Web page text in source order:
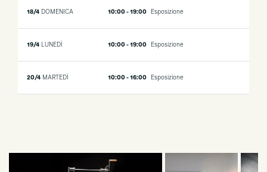
18/4 DOMENICA 10:00 - 19:00 Esposizione
19/4 LUNEDÌ 10:00 - 19:00 Esposizione
20/4 MARTEDÌ 10:00 - 16:00 Esposizione